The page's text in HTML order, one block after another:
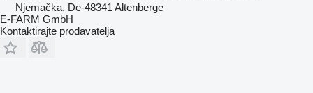
Njemačka, De-48341 Altenberge
E-FARM GmbH
Kontaktirajte prodavatelja